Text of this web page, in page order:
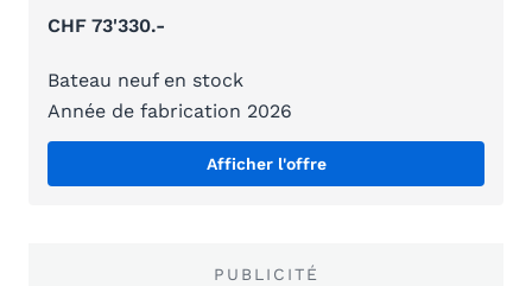
CHF 73'330.-
Bateau neuf en stock
Année de fabrication 2026
Afficher l'offre
PUBLICITÉ